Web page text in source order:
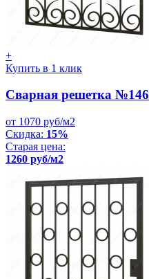
+
Купить в 1 клик
Сварная решетка №146
от 1070 руб/м2
Скидка: 15%
Старая цена:
1260 руб/м2